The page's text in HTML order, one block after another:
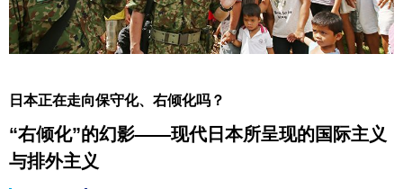
Español
Русский
财经
科技
日本正在走向保守化、右倾化吗？
“右倾化”的幻影——现代日本所呈现的国际主义
与排外主义